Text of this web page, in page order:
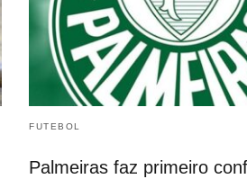
FUTEBOL
Palmeiras faz primeiro